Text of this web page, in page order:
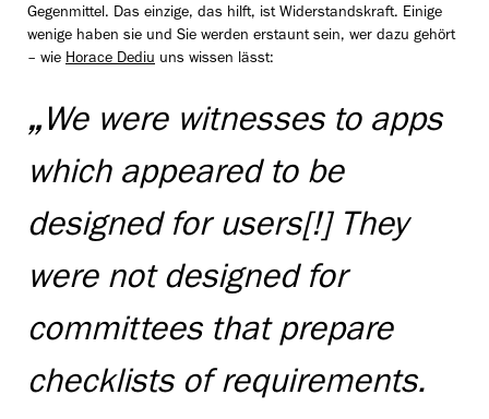
Gegenmittel. Das einzige, das hilft, ist Widerstandskraft. Einige
wenige haben sie und Sie werden erstaunt sein, wer dazu gehört
– wie Horace Dediu uns wissen lässt:
„We were witnesses to apps
which appeared to be
designed for users[!] They
were not designed for
committees that prepare
checklists of requirements.